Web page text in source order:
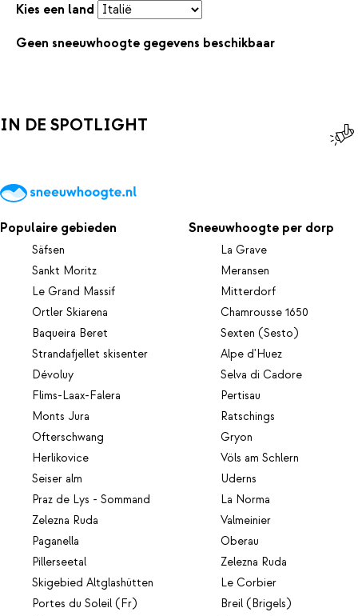
Kies een land
Geen sneeuwhoogte gegevens beschikbaar
IN DE SPOTLIGHT
Populaire gebieden
Säfsen
Sankt Moritz
Le Grand Massif
Ortler Skiarena
Baqueira Beret
Strandafjellet skisenter
Dévoluy
Flims-Laax-Falera
Monts Jura
Ofterschwang
Herlikovice
Seiser alm
Praz de Lys - Sommand
Zelezna Ruda
Paganella
Pillerseetal
Skigebied Altglashütten
Portes du Soleil (Fr)
Sneeuwhoogte per dorp
La Grave
Meransen
Mitterdorf
Chamrousse 1650
Sexten (Sesto)
Alpe d'Huez
Selva di Cadore
Pertisau
Ratschings
Gryon
Völs am Schlern
Uderns
La Norma
Valmeinier
Oberau
Zelezna Ruda
Le Corbier
Breil (Brigels)